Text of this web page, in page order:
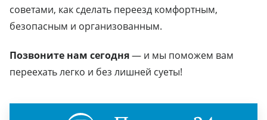
советами, как сделать переезд комфортным,
безопасным и организованным.
Позвоните нам сегодня— и мы поможем вам
переехать легко и без лишней суеты!